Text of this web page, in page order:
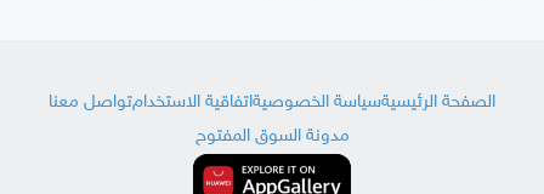
الصفحة الرئيسيةسياسة الخصوصيةاتفاقية الاستخدامتواصل معنا
مدونة السوق المفتوح